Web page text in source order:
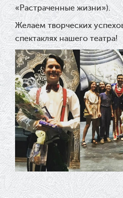
«Растраченные жизни»).
Желаем творческих
спектаклях нашего театра!